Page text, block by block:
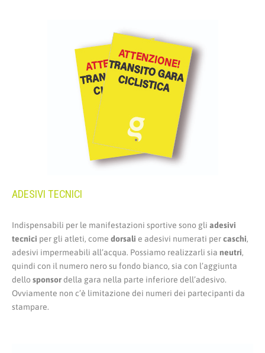
ADESIVI TECNICI
Indispensabili per le manifestazioni sportive sono gli adesivi
tecnici per gli atleti, come dorsali e adesivi numerati percaschi,
adesivi impermeabili all’acqua. Possiamo realizzarli sia neutri,
quindi con il numero nero su fondo bianco, sia con l’aggiunta
dello sponsordella gara nella parte inferiore dell’adesivo.
Ovviamente non c’è limitazione dei numeri dei partecipanti da
stampare.